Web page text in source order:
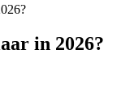
in 2026?